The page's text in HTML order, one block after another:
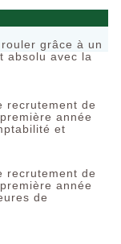
grâce à un
absolu avec la
recrutement de
année
et
recrutement de
année
de